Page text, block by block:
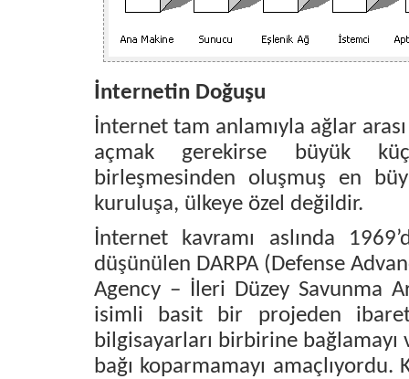
İnternetin Doğuşu
İnternet tam anlamıyla ağlar
açmak gerekirse büyük
birleşmesinden oluşmuş en
kuruluşa, ülkeye özel değildir.
İnternet kavramı aslında
düşünülen DARPA (Defense
Agency – İleri Düzey Savunma
isimli basit bir projeden
bilgisayarları birbirine
bağı koparmamayı amaçlıyordu.